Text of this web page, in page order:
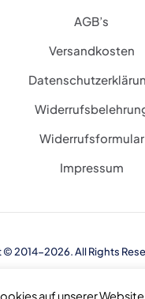
AGB’s
Versandkosten
Widerrufsformular
Impressum
2014-2026. All Rights
auf unserer